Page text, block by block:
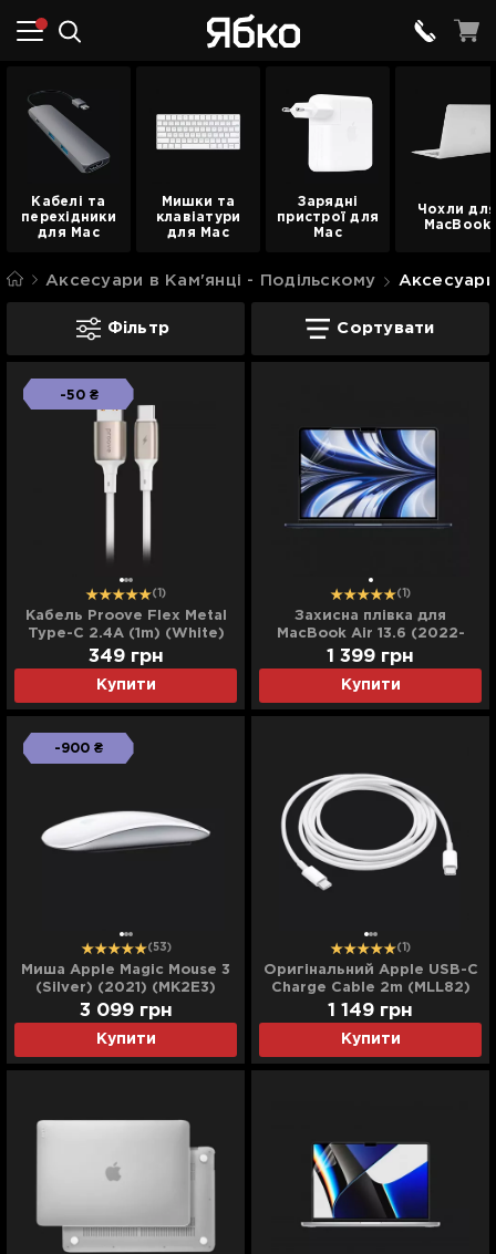
Кабелі та
перехідники
для Mac
Мишки та
клавіатури
для Mac
Зарядні
пристрої для
Mac
Чохли
MacBook
Аксесуари в Кам'янці - Подільскому
Аксесуари для Mac в Кам'янці -
Фільтр Сортувати
-50 ₴
(1)
Кабель Proove Flex Metal
Type-C 2.4A (1m) (White)
Купити
349 грн
(1)
Захисна плівка для
MacBook Air 13.6 (2022-
2026)
Купити
1 399 грн
-900 ₴
(53)
Миша Apple Magic Mouse 3
(Silver) (2021) (MK2E3)
Купити
3 099 грн
(1)
Оригінальний Apple USB-C
Charge Cable 2m (MLL82)
Купити
1 149 грн